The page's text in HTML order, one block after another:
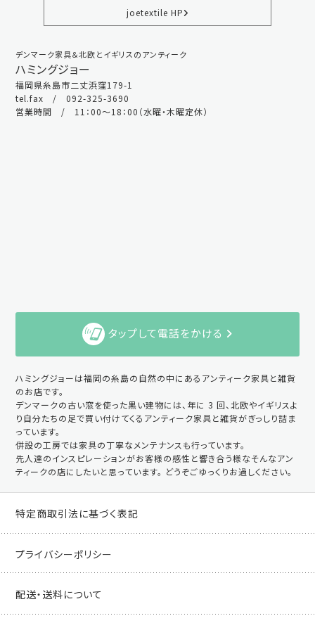
joetextile HP
デンマーク家具＆北欧とイギリスのアンティーク
ハミングジョー
福岡県糸島市二丈浜窪179-1
tel.fax / 092-325-3690
営業時間 / 11：00～18：00（水曜・木曜定休）
タップして電話をかける
ハミングジョーは福岡の糸島の自然の中にあるアンティーク家具と雑貨
のお店です。
デンマークの古い窓を使った黒い建物には、年に 3 回、北欧やイギリスよ
り自分たちの足で買い付けてくるアンティーク家具と雑貨がぎっしり詰ま
っています。
併設の工房では家具の丁寧なメンテナンスも行っています。
先人達のインスピレーションがお客様の感性と響き合う様なそんなアン
ティークの店にしたいと思っています。 どうぞごゆっくりお過しください。
特定商取引法に基づく表記
プライバシーポリシー
配送・送料について